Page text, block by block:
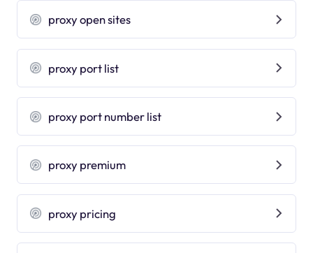
proxy open sites
proxy port list
proxy port number list
proxy premium
proxy pricing